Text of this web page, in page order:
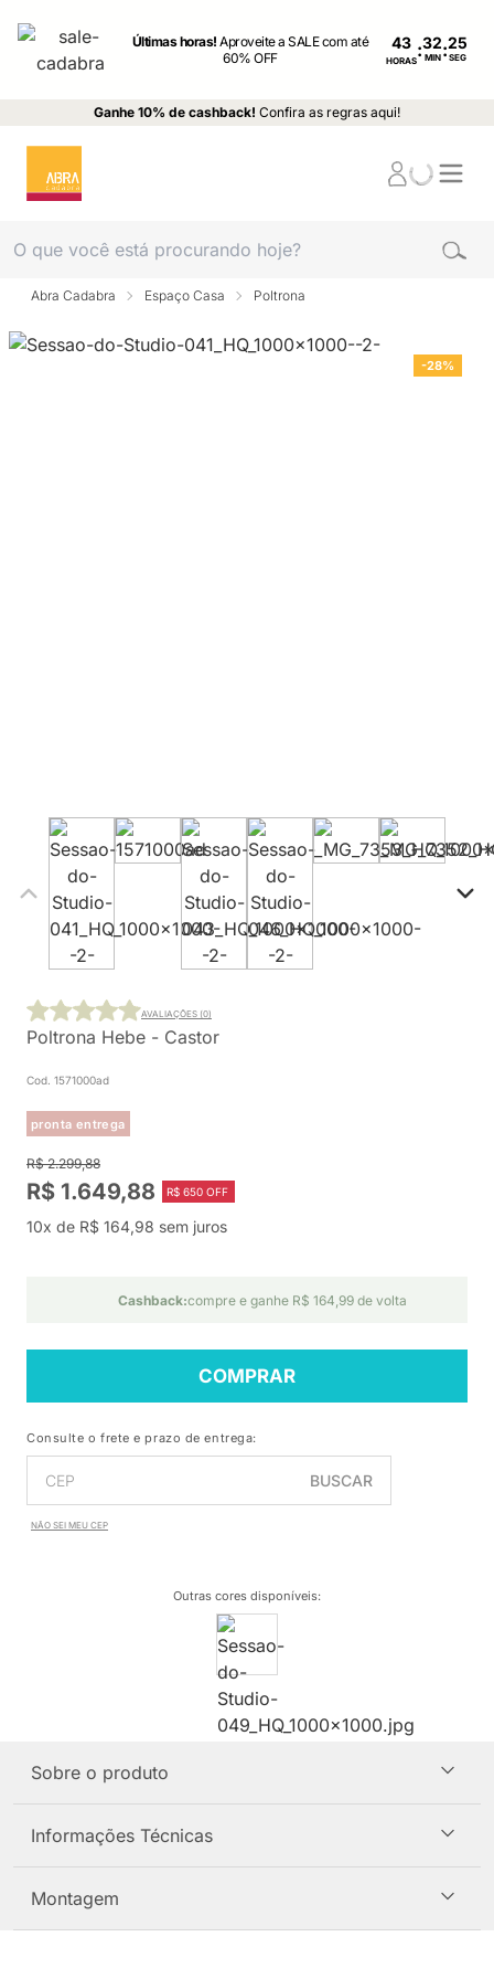
Últimas horas!Aproveite a SALE com até
60% OFF
43
HORAS: MIN : SEG
Ganhe 10% de cashback! Confira as regras aqui!
Abra Cadabra Espaço Casa Poltrona
-28%
Poltrona Hebe - Castor
Cod. 1571000ad
pronta entrega
AVALIAÇÕES (0)
R$ 2.299,88
R$ 1.649,88 R$ 650 OFF
10x de R$ 164,98 sem juros
Cashback:compre e ganhe R$ 164,99 de volta
COMPRAR
Consulte o frete e prazo de entrega:
BUSCAR
NÃO SEI MEU CEP
Outras cores disponíveis:
Sobre o produto
Informações Técnicas
Montagem